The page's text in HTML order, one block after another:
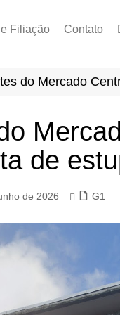
Filiação Contato
do Mercado
de
de 2026 G1